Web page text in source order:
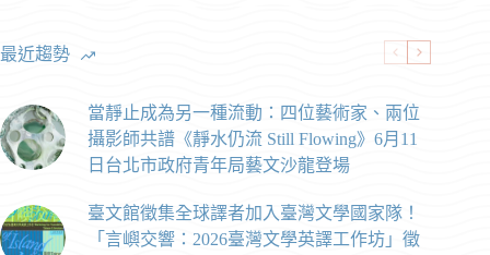
最近趨勢
當靜止成為另一種流動：四位藝術家、兩位
攝影師共譜《靜水仍流 Still Flowing》6月11
日台北市政府青年局藝文沙龍登場
臺文館徵集全球譯者加入臺灣文學國家隊！
「言嶼交響：2026臺灣文學英譯工作坊」徵